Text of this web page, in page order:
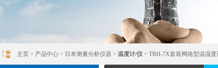
主页 > 产品中心 > 日本测量分析仪器 > 温度计/仪 > TRH-7X套装网络型温湿度